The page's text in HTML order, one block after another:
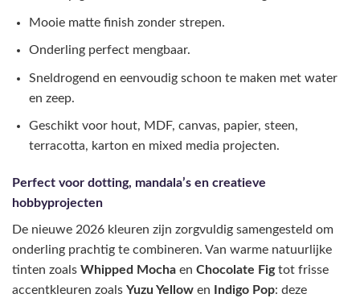
Mooie matte finish zonder strepen.
Onderling perfect mengbaar.
Sneldrogend en eenvoudig schoon te maken met water
en zeep.
Geschikt voor hout, MDF, canvas, papier, steen,
terracotta, karton en mixed media projecten.
Perfect voor dotting, mandala’s en creatieve
hobbyprojecten
De nieuwe 2026 kleuren zijn zorgvuldig samengesteld om
onderling prachtig te combineren. Van warme natuurlijke
tinten zoals Whipped Mocha en Chocolate Figtot frisse
accentkleuren zoals Yuzu Yellow en Indigo Pop: deze